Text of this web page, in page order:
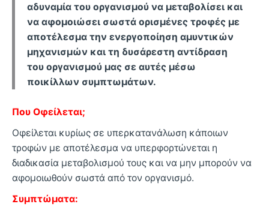
αδυναμία του οργανισμού να μεταβολίσει και
να αφομοιώσει σωστά ορισμένες τροφές με
αποτέλεσμα την ενεργοποίηση αμυντικών
μηχανισμών και τη δυσάρεστη αντίδραση
του οργανισμού μας σε αυτές μέσω
ποικίλλων συμπτωμάτων.
Που Οφείλεται;
Οφείλεται κυρίως σε υπερκατανάλωση κάποιων
τροφών με αποτέλεσμα να υπερφορτώνεται η
διαδικασία μεταβολισμού τους και να μην μπορούν να
αφομοιωθούν σωστά από τον οργανισμό.
Συμπτώματα: